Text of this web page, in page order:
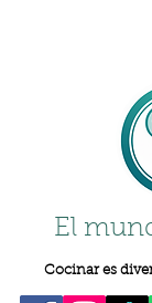
El
Cocinar es